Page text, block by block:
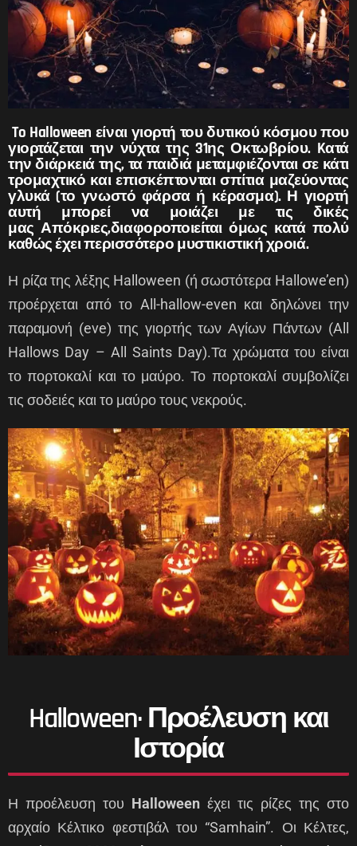
To Halloween είναι γιορτή του δυτικού κόσμου που
γιορτάζεται την νύχτα της 31ης Οκτωβρίου. Kατά
την διάρκειά της, τα παιδιά μεταμφιέζονται σε κάτι
τρομαχτικό και επισκέπτονται σπίτια μαζεύοντας
γλυκά (το γνωστό φάρσα ή κέρασμα). Η γιορτή
αυτή μπορεί να μοιάζει με τις δικές
μας Απόκριες,διαφοροποιείται όμως κατά πολύ
καθώς έχει περισσότερο μυστικιστική χροιά.
Η ρίζα της λέξης Halloween (ή σωστότερα Hallowe’en)
προέρχεται από το All-hallow-even και δηλώνει την
παραμονή (eve) της γιορτής των Αγίων Πάντων (All
Hallows Day – All Saints Day).Τα χρώματα του είναι
το πορτοκαλί και το μαύρο. Το πορτοκαλί συμβολίζει
τις σοδειές και το μαύρο τους νεκρούς.
Halloween· Προέλευση και
Ιστορία
Η προέλευση του Halloween έχει τις ρίζες της στο
αρχαίο Κέλτικο φεστιβάλ του “Samhain”. Οι Κέλτες,